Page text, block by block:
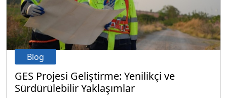
Blog
GES Projesi Geliştirme: Yenilikçi ve
Sürdürülebilir Yaklaşımlar